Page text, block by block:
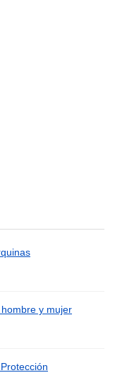
y mujer